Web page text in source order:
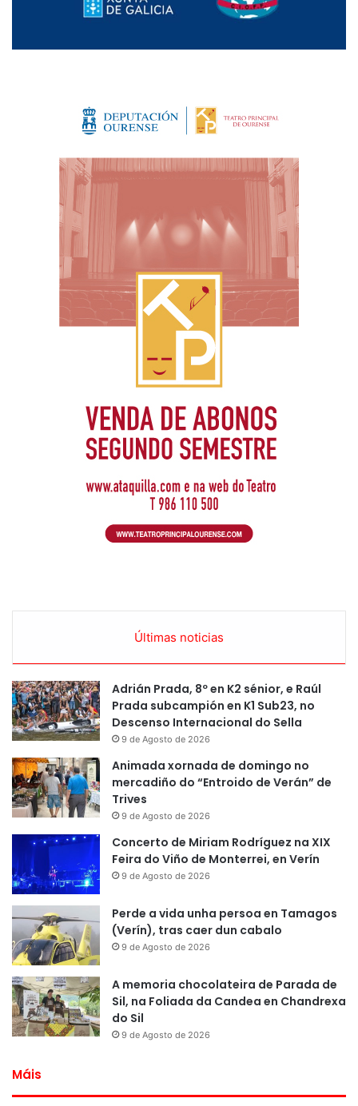
Últimas noticias
Adrián Prada, 8º en K2 sénior, e Raúl
Prada subcampión en K1 Sub23, no
Descenso Internacional do Sella
9 de Agosto de 2026
Animada xornada de domingo no
mercadiño do “Entroido de Verán” de
Trives
9 de Agosto de 2026
Concerto de Miriam Rodríguez na XIX
Feira do Viño de Monterrei, en Verín
9 de Agosto de 2026
Perde a vida unha persoa en Tamagos
(Verín), tras caer dun cabalo
9 de Agosto de 2026
A memoria chocolateira de Parada de
Sil, na Foliada da Candea en Chandrexa
do Sil
9 de Agosto de 2026
Máis